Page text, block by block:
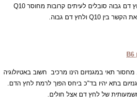
דם גבוה סובלים לעיתים קרובות מחוסר Q10
הקשר בין Q10 ולחץ דם גבוה.
B6
תאי במגנזיום הינו מרכיב חשוב באטיולוגיה
בתא יהיו בד"כ ביחס הפוך לרמת לחץ הדם.
של לחץ דם אצל חולים.